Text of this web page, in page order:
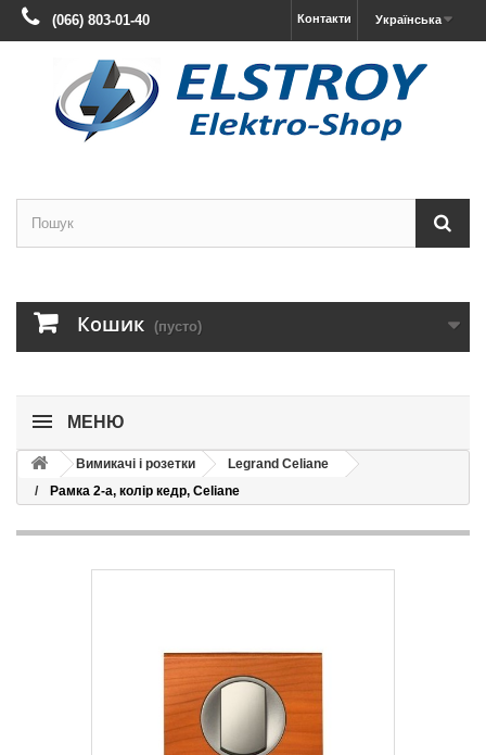
Українська
Контакти
(066) 803-01-40
Кошик (пусто)
МЕНЮ
Вимикачі і розетки
Legrand Celiane
Рамка 2-а, колір кедр, Celiane